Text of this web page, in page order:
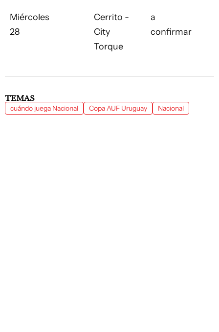
Miércoles
28
Cerrito -
City
Torque
a
confirmar
TEMAS
cuándo juega Nacional Copa AUF Uruguay Nacional